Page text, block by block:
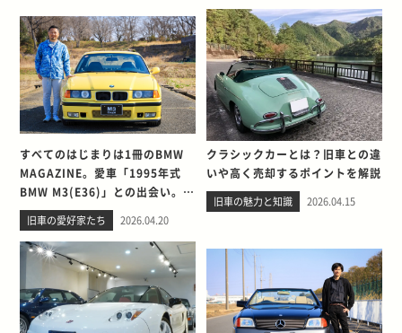
すべてのはじまりは1冊のBMW
MAGAZINE。愛車「1995年式
BMW M3(E36)」との出会い。そ
して別れを考える
旧車の愛好家たち 2026.04.20
クラシックカーとは？旧車との違
いや高く売却するポイントを解説
旧車の魅力と知識 2026.04.15